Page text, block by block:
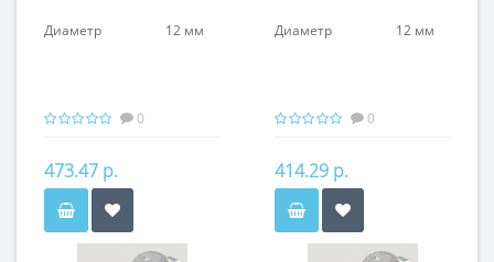
Диаметр 12 мм
0
473.47 р.
Диаметр 12 мм
0
414.29 р.